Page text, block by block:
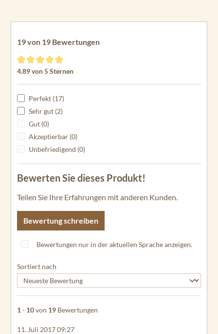
19 von 19 Bewertungen
Durchschnittliche Bewertung von 4.89 von 5 Sternen
4.89 von 5 Sternen
Perfekt (17)
Sehr gut (2)
Gut (0)
Akzeptierbar (0)
Unbefriedigend (0)
Bewerten Sie dieses Produkt!
Teilen Sie Ihre Erfahrungen mit anderen Kunden.
Bewertung schreiben
Bewertungen nur in der aktuellen Sprache anzeigen.
Sortiert nach
1 - 10von 19 Bewertungen
11. Juli 2017 09:27